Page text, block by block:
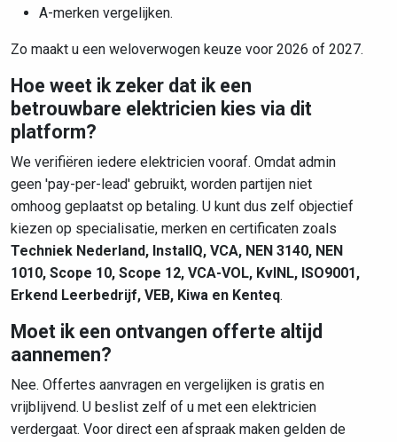
A-merken vergelijken.
Zo maakt u een weloverwogen keuze voor 2026 of 2027.
Hoe weet ik zeker dat ik een
betrouwbare elektricien kies via dit
platform?
We verifiëren iedere elektricien vooraf. Omdat admin
geen 'pay-per-lead' gebruikt, worden partijen niet
omhoog geplaatst op betaling. U kunt dus zelf objectief
kiezen op specialisatie, merken en certificaten zoals
Techniek Nederland, InstallQ, VCA, NEN 3140, NEN
1010, Scope 10, Scope 12, VCA-VOL, KvINL, ISO9001,
Erkend Leerbedrijf, VEB, Kiwa en Kenteq.
Moet ik een ontvangen offerte altijd
aannemen?
Nee. Offertes aanvragen en vergelijken is gratis en
vrijblijvend. U beslist zelf of u met een elektricien
verdergaat. Voor direct een afspraak maken gelden de